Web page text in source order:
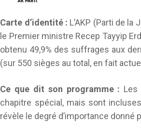
Carte d’identité : L’AKP (Parti de
le Premier ministre Recep Tayyip
obtenu 49,9% des suffrages aux
(sur 550 sièges au total, en fait
Ce que dit son programme : Les
chapitre spécial, mais sont
révèle le degré d’importance donné